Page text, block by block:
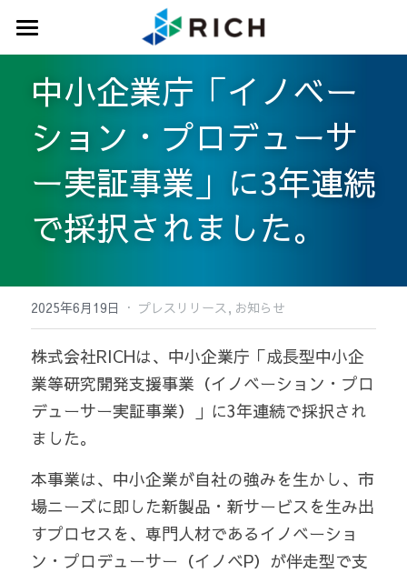
トップ
サービス
実績紹介
専門家ネットワーク
会社概要
お問い合わせ
中小企業庁「イノベー
ション・プロデューサ
ー実証事業」に3年連続
で採択されました。
2025年6月19日 · プレスリリース, お知らせ
株式会社RICHは、中小企業庁「成長型中小企
業等研究開発支援事業（イノベーション・プロ
デューサー実証事業）」に3年連続で採択され
ました。
本事業は、中小企業が自社の強みを生かし、市
場ニーズに即した新製品・新サービスを生み出
すプロセスを、専門人材であるイノベーショ
ン・プロデューサー（イノベP）が伴走型で支